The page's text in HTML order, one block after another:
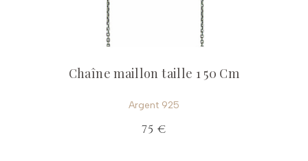
Chaîne maillon taille 1 50 Cm
Argent 925
75 €